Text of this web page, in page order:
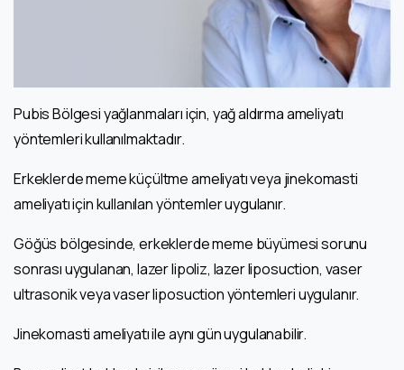
Pubis Bölgesi yağlanmaları için, yağ aldırma ameliyatı
yöntemleri kullanılmaktadır.
Erkeklerde meme küçültme ameliyatı veya jinekomasti
ameliyatı için kullanılan yöntemler uygulanır.
Göğüs bölgesinde, erkeklerde meme büyümesi sorunu
sonrası uygulanan, lazer lipoliz, lazer liposuction, vaser
ultrasonik veya vaser liposuction yöntemleri uygulanır.
Jinekomasti ameliyatı ile aynı gün uygulanabilir.